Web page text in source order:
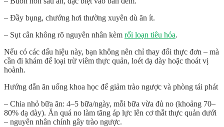
– Đầy bụng, chướng hơi thường xuyên dù ăn ít.
– Sụt cân không rõ nguyên nhân kèm rối loạn tiêu hóa.
Nếu có các dấu hiệu này, bạn không nên chỉ thay đổi thực đơn – mà
cần đi khám để loại trừ viêm thực quản, loét dạ dày hoặc thoát vị
hoành.
Hướng dẫn ăn uống khoa học để giảm trào ngược và phòng tái phát
– Chia nhỏ bữa ăn: 4–5 bữa/ngày, mỗi bữa vừa đủ no (khoảng 70–
80% dạ dày). Ăn quá no làm tăng áp lực lên cơ thắt thực quản dưới
– nguyên nhân chính gây trào ngược.